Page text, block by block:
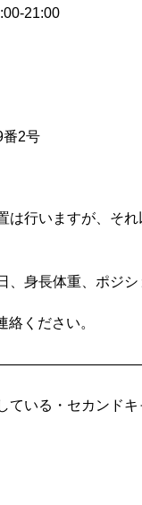
21:00
番2号
行いますが、そ
、身長体重、ポジ
絡ください。
ている・セカンド